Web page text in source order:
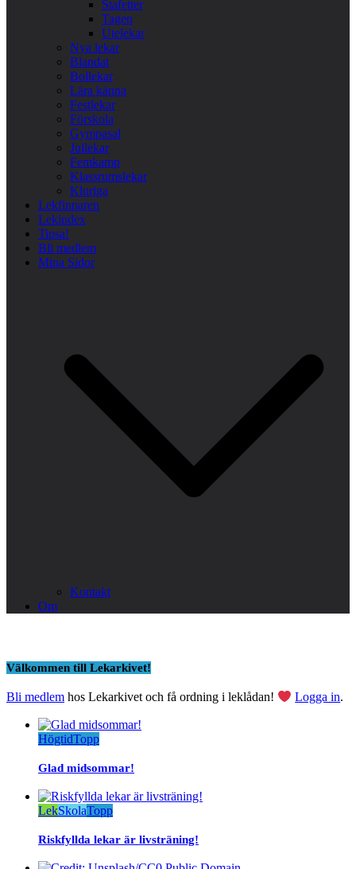
Stafetter
Tagen
Utelekar
Nya lekar
Blandat
Bollekar
Lära känna
Festlekar
Förskola
Gympasal
Jullekar
Femkamp
Klassrumslekar
Kluriga
Lekfinnaren
Lekindex
Tipsa!
Bli medlem
Mina Sidor
Kontakt
Om
Välkommen till Lekarkivet!
Bli medlem hos Lekarkivet och få ordning i leklådan! Logga in.
HögtidTopp
Glad midsommar!
LekSkolaTopp
Riskfyllda lekar är livsträning!